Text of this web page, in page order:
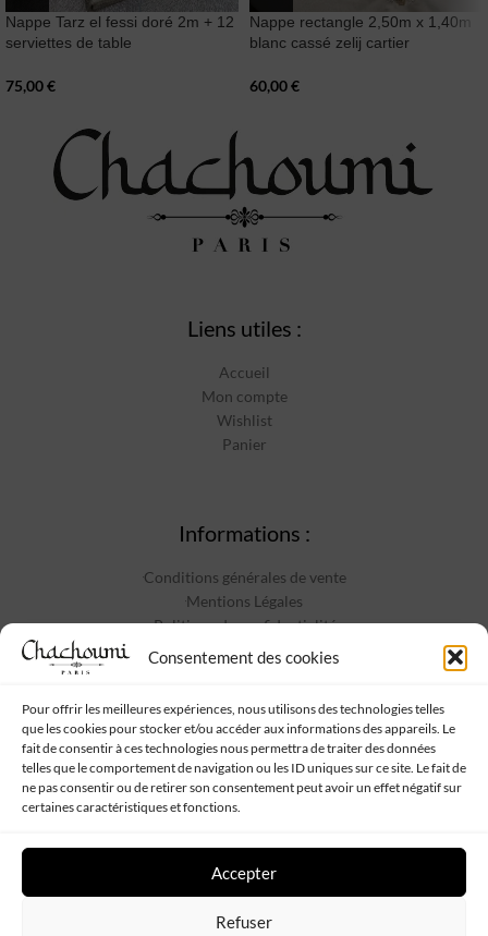
Consentement des cookies
Pour offrir les meilleures expériences, nous utilisons des technologies telles
que les cookies pour stocker et/ou accéder aux informations des appareils. Le
fait de consentir à ces technologies nous permettra de traiter des données
telles que le comportement de navigation ou les ID uniques sur ce site. Le fait de
ne pas consentir ou de retirer son consentement peut avoir un effet négatif sur
certaines caractéristiques et fonctions.
Accepter
Refuser
Nappe Tarz el fessi doré 2m + 12
serviettes de table
75,00€
Nappe rectangle 2,50m x 1,40m
blanc cassé zelij cartier
60,00€
Liens utiles :
Accueil
Mon compte
Wishlist
Panier
Informations :
Conditions générales de vente
Mentions Légales
Politique de confidentialité
Contact
Suivez-nous :
Chachoumi Tous droits réservés - Propulsé parWeb My Sister-Plan
de site